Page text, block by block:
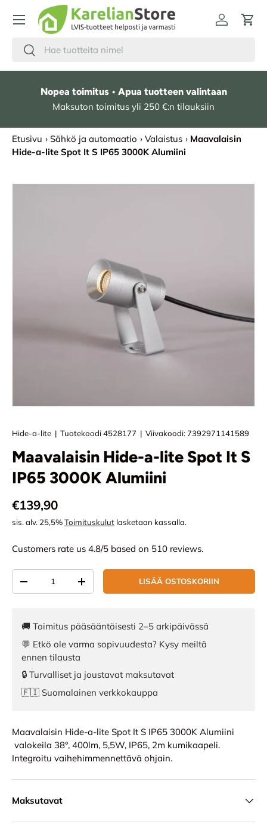
HYPPÄÄ SISÄLTÖÖN
Hae
Etsi
Kirjaudu
Nopea toimitus • Apua tuotteen valintaan
Maksuton toimitus yli 250 €:n tilauksiin
Etusivu › Sähkö ja automaatio › Valaistus › Maavalaisin
Hide-a-lite Spot It S IP65 3000K Alumiini
Hide-a-lite | Tuotekoodi4528177 | Viivakoodi: 7392971141589
Maavalaisin Hide-a-lite Spot It S
IP65 3000K Alumiini
Normaali hinta
€139,90
sis. alv. 25,5%Toimituskulut lasketaan kassalla.
Customers rate us 4.8/5 based on 510 reviews.
VÄHENNÄ MÄÄRÄÄLISÄÄ MÄÄRÄÄLISÄÄ OSTOSKORIIN
🚚 Toimitus pääsääntöisesti 2–5 arkipäivässä
💬 Etkö ole varma sopivuudesta? Kysy meiltä
ennen tilausta
🔒 Turvalliset ja joustavat maksutavat
🇫🇮 Suomalainen verkkokauppa
Maavalaisin Hide-a-lite Spot It S IP65 3000K Alumiini
valokeila 38°, 400lm, 5,5W, IP65, 2m kumikaapeli.
Integroitu vaihehimmennettävä ohjain.
Maksutavat